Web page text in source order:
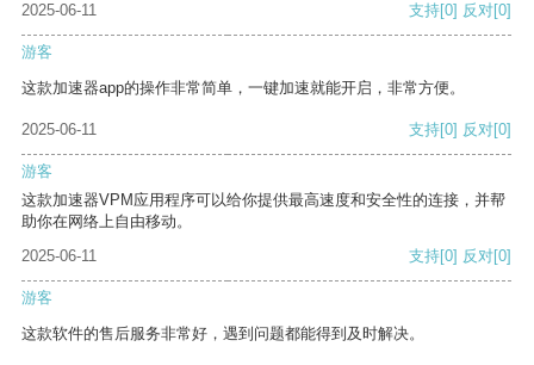
2025-06-11 支持[0] 反对[0]
游客
这款加速器app的操作非常简单，一键加速就能开启，非常方便。
2025-06-11 支持[0] 反对[0]
游客
这款加速器VPM应用程序可以给你提供最高速度和安全性的连接，并帮
助你在网络上自由移动。
2025-06-11
支持[0] 反对[0]
游客
这款软件的售后服务非常好，遇到问题都能得到及时解决。